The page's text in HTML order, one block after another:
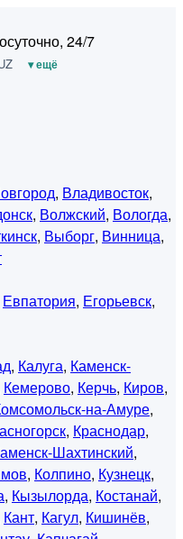
24/7
▾ ещё
, Владивосток,
, Волжский, Вологда,
, Выборг, Винница,
Евпатория, Егорьевск,
, Калуга, Каменск-
Кемерово, Керчь, Киров,
на-Амуре,
, Краснодар,
Шахтинский,
, Колпино, Кузнецк,
, Кызылорда, Костанай,
Кант, Кагул, Кишинёв,